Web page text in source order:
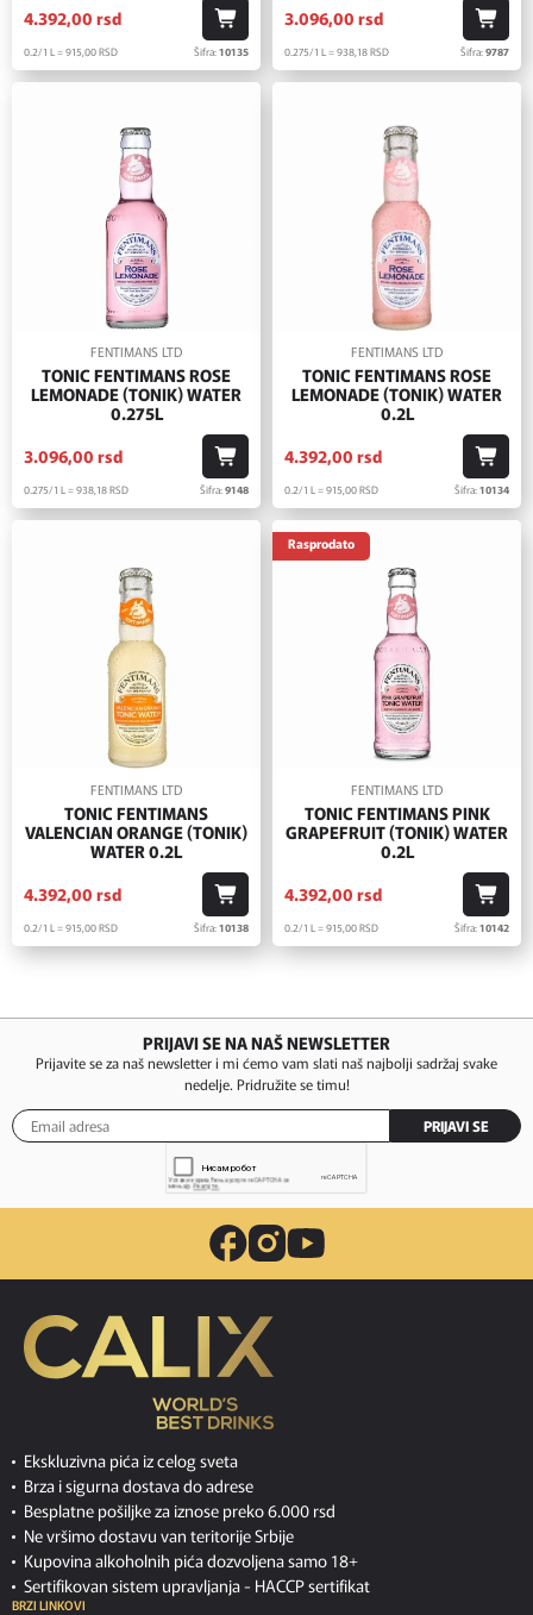
4.392,00 rsd
0.2/1 L = 915,00RSD Šifra:10135
3.096,00 rsd
0.275/1 L = 938,18RSD Šifra:9787
FENTIMANS LTD
TONIC FENTIMANS ROSE
LEMONADE (TONIK) WATER
0.275L
3.096,00 rsd
0.275/1 L = 938,18RSD Šifra:9148
FENTIMANS LTD
TONIC FENTIMANS ROSE
LEMONADE (TONIK) WATER
0.2L
4.392,00 rsd
0.2/1 L = 915,00RSD Šifra:10134
FENTIMANS LTD
TONIC FENTIMANS
VALENCIAN ORANGE (TONIK)
WATER 0.2L
4.392,00 rsd
0.2/1 L = 915,00RSD Šifra:10138
Rasprodato
FENTIMANS LTD
TONIC FENTIMANS PINK
GRAPEFRUIT (TONIK) WATER
0.2L
4.392,00 rsd
0.2/1 L = 915,00RSD Šifra:10142
PRIJAVI SE NA NAŠ NEWSLETTER
Prijavite se za naš newsletter i mi ćemo vam slati naš najbolji sadržaj svake
nedelje. Pridružite se timu!
PRIJAVI SE
Ekskluzivna pića iz celog sveta
Brza i sigurna dostava do adrese
Besplatne pošiljke za iznose preko 6.000 rsd
Ne vršimo dostavu van teritorije Srbije
Kupovina alkoholnih pića dozvoljena samo 18+
Sertifikovan sistem upravljanja - HACCP sertifikat
BRZI LINKOVI